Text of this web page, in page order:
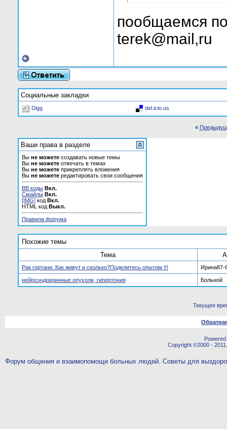
пообщаемся
terek@mail,ru
Социальные закладки
Digg del.icio.us
«
Ваши права в разделе
Вы не можете создавать новые темы
Вы не можете отвечать в темах
Вы не можете прикреплять вложения
Вы не можете редактировать свои сообщения
BB коды Вкл.
Смайлы Вкл.
[IMG] код Вкл.
HTML код Выкл.
Правила форума
Похожие темы
Тема
Рак гортани. Как живут и сколько?Поделитесь опытом !!! Ирина87-
нейроэндокринные опухоли, гипертония Больной
Текущее
Copyright ©2000 -
Форум общения и взаимопомощи больных людей. Советы для